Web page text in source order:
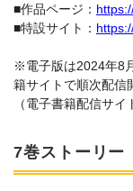
■作品ページ：
■特設サイト：
※電子版は2024年8
籍サイトで順次配信
（電子書籍配信サイ
7巻ストーリー